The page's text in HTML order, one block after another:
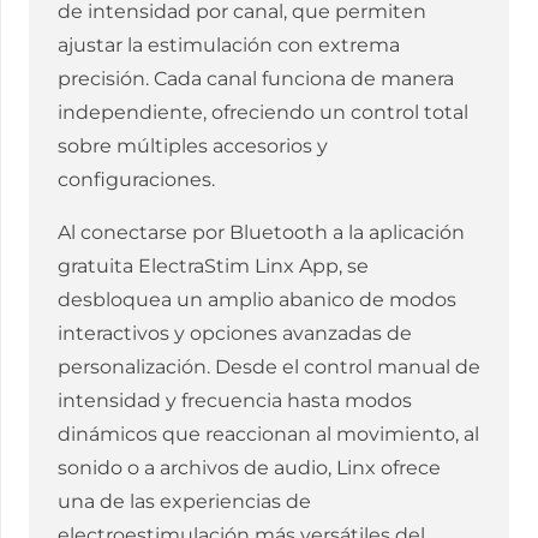
de intensidad por canal, que permiten
ajustar la estimulación con extrema
precisión. Cada canal funciona de manera
independiente, ofreciendo un control total
sobre múltiples accesorios y
configuraciones.
Al conectarse por Bluetooth a la aplicación
gratuita ElectraStim Linx App, se
desbloquea un amplio abanico de modos
interactivos y opciones avanzadas de
personalización. Desde el control manual de
intensidad y frecuencia hasta modos
dinámicos que reaccionan al movimiento, al
sonido o a archivos de audio, Linx ofrece
una de las experiencias de